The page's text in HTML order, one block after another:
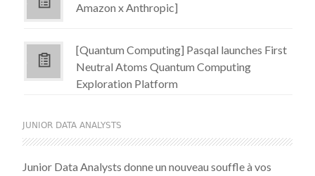
Amazon x Anthropic]
[Quantum Computing] Pasqal launches First
Neutral Atoms Quantum Computing
Exploration Platform
JUNIOR DATA ANALYSTS
Junior Data Analysts donne un nouveau souffle à vos